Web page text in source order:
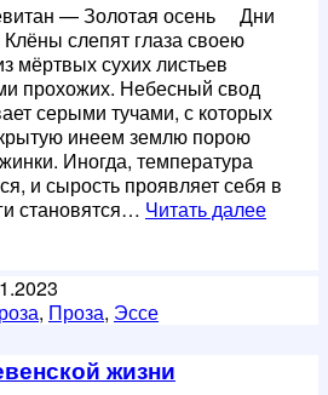
— Золотая осень Дни
Клёны слепят глаза своею
мёртвых сухих листьев
прохожих. Небесный свод
серыми тучами, с которых
инеем землю порою
Иногда, температура
и сырость проявляет себя в
становятся… Читать далееОчей
, Проза, Эссе
жизни